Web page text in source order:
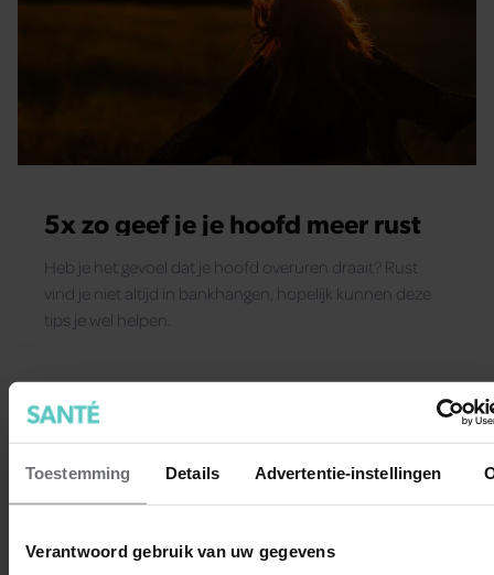
Toestemming Details Advertentie-instellingen
Verantwoord gebruik van uw gegevens
5x zo geef je je hoofd meer rust
Heb je het gevoel dat je hoofd overuren draait? Rust
vind je niet altijd in bankhangen, hopelijk kunnen deze
tips je wel helpen.